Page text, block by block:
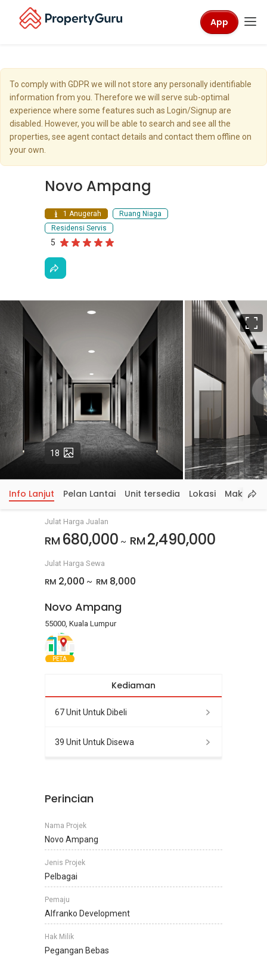
App
To comply with GDPR we will not store any personally identifiable
information from you. Therefore we will serve sub-optimal
experience where some features such as Login/Signup are
disabled. However, you will be able to search and see all the
properties, see agent contact details and contact them offline on
your own.
Novo Ampang
1 Anugerah
Ruang Niaga
Residensi Servis
5
18 Gambar
Info Lanjut Pelan Lantai Unit tersedia Lokasi
Julat Harga Jualan
RM 680,000 ~ RM 2,490,000
Julat Harga Sewa
RM 2,000 ~ RM 8,000
Novo Ampang
55000, Kuala Lumpur
PETA
Kediaman
67 Unit Untuk Dibeli
39 Unit Untuk Disewa
Perincian
Nama Projek
Novo Ampang
Jenis Projek
Pelbagai
Pemaju
Alfranko Development
Hak Milik
Pegangan Bebas